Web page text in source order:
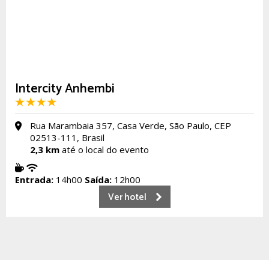
Intercity Anhembi
Rua Marambaia 357, Casa Verde, São Paulo, CEP
02513-111, Brasil
2,3 km até o local do evento
Entrada: 14h00 Saída: 12h00
Ver hotel